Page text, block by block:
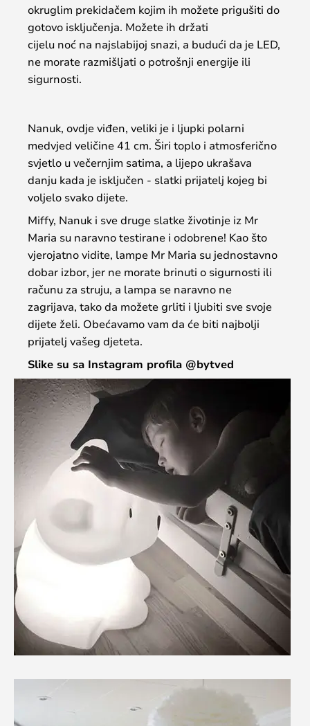
okruglim prekidačem kojim ih možete prigušiti do
gotovo isključenja. Možete ih držati
cijelu noć na najslabijoj snazi, a budući da je LED,
ne morate razmišljati o potrošnji energije ili
sigurnosti.
Nanuk, ovdje viđen, veliki je i ljupki polarni
medvjed veličine 41 cm. Širi toplo i atmosferično
svjetlo u večernjim satima, a lijepo ukrašava
danju kada je isključen - slatki prijatelj kojeg bi
voljelo svako dijete.
Miffy, Nanuk i sve druge slatke životinje iz Mr
Maria su naravno testirane i odobrene! Kao što
vjerojatno vidite, lampe Mr Maria su jednostavno
dobar izbor, jer ne morate brinuti o sigurnosti ili
računu za struju, a lampa se naravno ne
zagrijava, tako da možete grliti i ljubiti sve svoje
dijete želi. Obećavamo vam da će biti najbolji
prijatelj vašeg djeteta.
Slike su sa Instagram profila @bytved